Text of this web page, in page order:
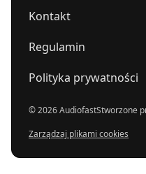
Kontakt
Regulamin
Polityka prywatności
© 2026 AudiofastStworzone
Zarządzaj plikami cookies